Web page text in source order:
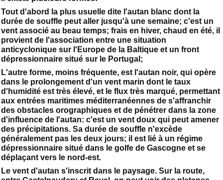
Tout d'abord la plus usuelle dite l'autan blanc dont la
durée de souffle peut aller jusqu'à une semaine; c'est un
vent associé au beau temps; frais en hiver, chaud en été, il
provient de l'association entre une situation
anticyclonique sur l'Europe de la Baltique et un front
dépressionnaire situé sur le Portugal;
L'autre forme, moins fréquente, est l'autan noir, qui opère
dans le prolongement d'un vent marin dont le taux
d'humidité est très élevé, et le flux très marqué, permettant
aux entrées maritimes méditerranéennes de s'affranchir
des obstacles orographiques et de pénétrer dans la zone
d'influence de l'autan: c'est un vent doux qui peut amener
des précipitations. Sa durée de souffle n'excède
généralement pas les deux jours; il est lié à un régime
dépressionnaire situé dans le golfe de Gascogne et se
déplaçant vers le nord-est.
Le vent d'autan s'inscrit dans le paysage. Sur la route,